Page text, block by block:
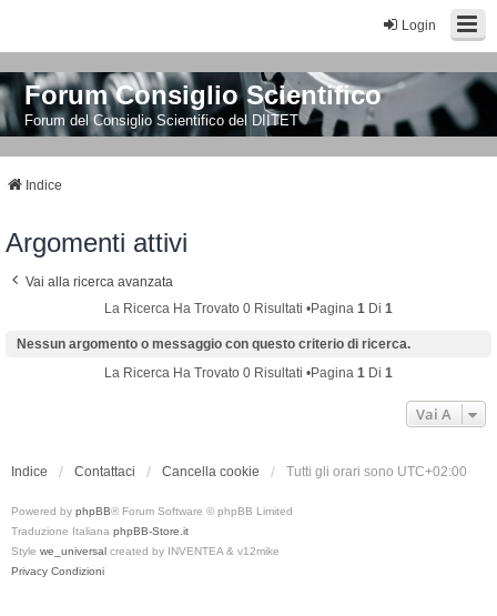
Login
Forum Consiglio Scientifico
Forum del Consiglio Scientifico del DIITET
Indice
Argomenti attivi
Vai alla ricerca avanzata
La Ricerca Ha Trovato 0 Risultati •Pagina 1 Di 1
Nessun argomento o messaggio con questo criterio di ricerca.
La Ricerca Ha Trovato 0 Risultati •Pagina 1 Di 1
Vai A
Indice Contattaci Cancella cookie Tutti gli orari sono UTC+02:00
Powered by phpBB® Forum Software © phpBB Limited
Traduzione Italiana phpBB-Store.it
Style we_universal created by INVENTEA & v12mike
Privacy Condizioni